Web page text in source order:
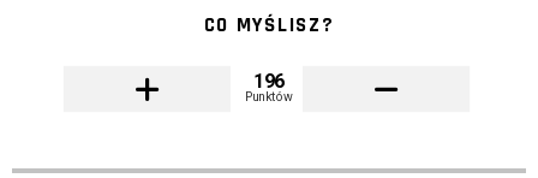
CO MYŚLISZ?
196
Punktów